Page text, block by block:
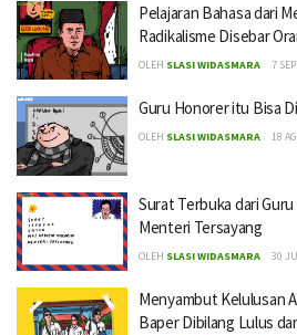
Pelajaran Bahasa dari
Radikalisme Disebar
OLEH SLASI WIDASMARA 7
Guru Honorer itu Bisa
OLEH SLASI WIDASMARA 18
Surat Terbuka dari
Menteri Tersayang
OLEH SLASI WIDASMARA 30
Menyambut Kelulusan
Baper Dibilang Lulus